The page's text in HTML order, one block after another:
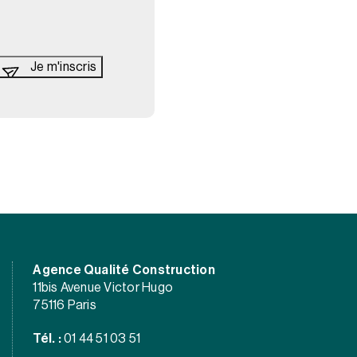
Agence Qualité Construction
11bis Avenue Victor Hugo
75116 Paris
Tél. : 01 44 51 03 51